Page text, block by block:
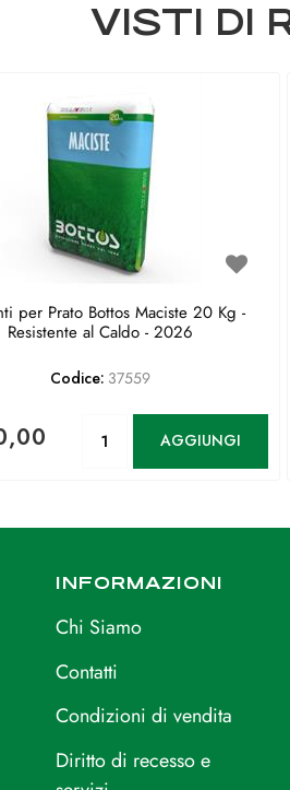
VISTI DI
per Prato Bottos Maciste 20 Kg -
Resistente al Caldo - 2026
Codice: 37559
AGGIUNGI
INFORMAZIONI
Chi Siamo
Contatti
Condizioni di vendita
Diritto di recesso e